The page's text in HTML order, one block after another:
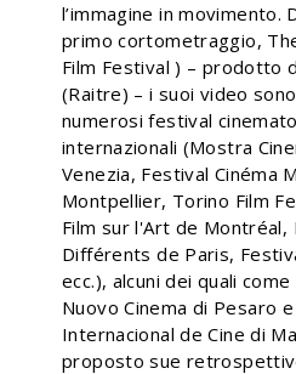
l’immagine in movimento.
primo cortometraggio,
Film Festival ) – prodotto
(Raitre) – i suoi video
numerosi festival
internazionali (Mostra
Venezia, Festival Cinéma
Montpellier, Torino Film
Film sur l'Art de Montréal,
Différents de Paris,
ecc.), alcuni dei quali
Nuovo Cinema di Pesaro
Internacional de Cine di
proposto sue